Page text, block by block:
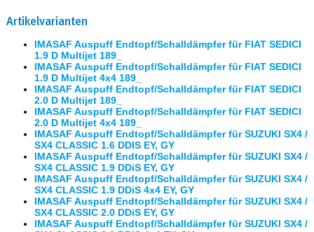
Artikelvarianten
IMASAF Auspuff Endtopf/Schalldämpfer für FIAT SEDICI
1.9 D Multijet 189_
IMASAF Auspuff Endtopf/Schalldämpfer für FIAT SEDICI
1.9 D Multijet 4x4 189_
IMASAF Auspuff Endtopf/Schalldämpfer für FIAT SEDICI
2.0 D Multijet 189_
IMASAF Auspuff Endtopf/Schalldämpfer für FIAT SEDICI
2.0 D Multijet 4x4 189_
IMASAF Auspuff Endtopf/Schalldämpfer für SUZUKI SX4 /
SX4 CLASSIC 1.6 DDIS EY, GY
IMASAF Auspuff Endtopf/Schalldämpfer für SUZUKI SX4 /
SX4 CLASSIC 1.9 DDiS EY, GY
IMASAF Auspuff Endtopf/Schalldämpfer für SUZUKI SX4 /
SX4 CLASSIC 1.9 DDiS 4x4 EY, GY
IMASAF Auspuff Endtopf/Schalldämpfer für SUZUKI SX4 /
SX4 CLASSIC 2.0 DDiS EY, GY
IMASAF Auspuff Endtopf/Schalldämpfer für SUZUKI SX4 /